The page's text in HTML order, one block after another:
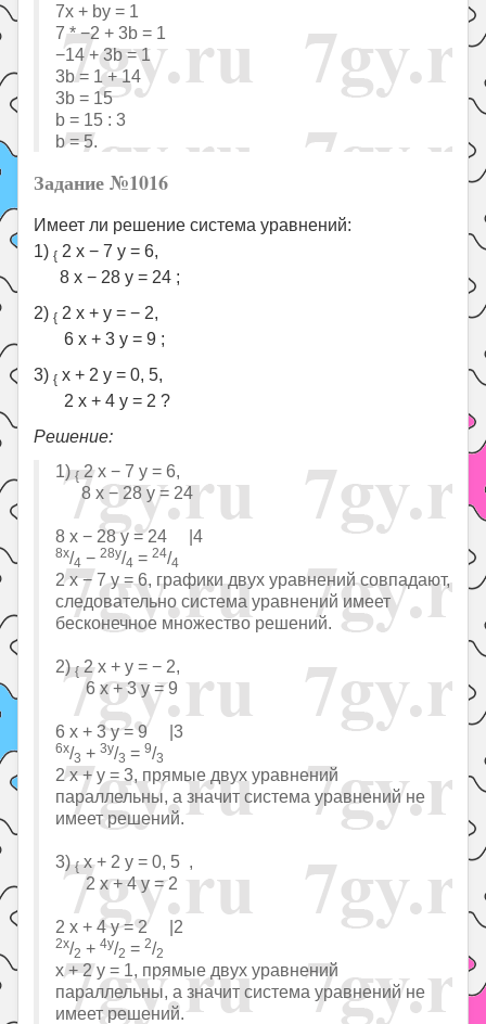
7x + by = 1
7 * −2 + 3b = 1
−14 + 3b = 1
3b = 1 + 14
3b = 15
b = 15 : 3
b = 5.
Задание №1016
Имеет ли решение система уравнений:
1) { 2 x − 7 y = 6,
8 x − 28 y = 24 ;
2) { 2 x + y = − 2,
6 x + 3 y = 9 ;
3) { x + 2 y = 0, 5,
2 x + 4 y = 2 ?
Решение:
1){2 x − 7 y = 6,
8 x − 28 y = 24
8 x − 28 y = 24 |4
8x/4 −28y/4 =24/4
2 x − 7 y = 6, графики двух уравнений совпадают,
следовательно система уравнений имеет
бесконечное множество решений.
2){2 x + y = − 2,
6 x + 3 y = 9
6 x + 3 y = 9 |3
6x/3 +3y/3 =9/3
2 x + y = 3, прямые двух уравнений
параллельны, а значит система уравнений не
имеет решений.
3){x + 2 y = 0, 5 ,
2 x + 4 y = 2
2 x + 4 y = 2 |2
2x/2 +4y/2 =2/2
x + 2 y = 1, прямые двух уравнений
параллельны, а значит система уравнений не
имеет решений.